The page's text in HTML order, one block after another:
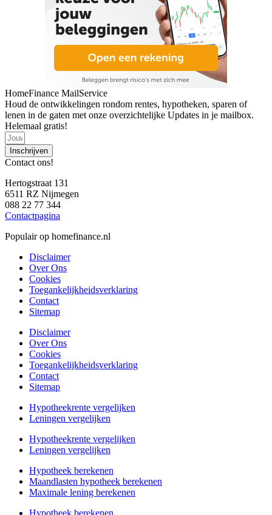
HomeFinance MailService
Houd de ontwikkelingen rondom rentes, hypotheken, sparen of
lenen in de gaten met onze overzichtelijke Updates in je mailbox.
Helemaal gratis!
Inschrijven
Contact ons!
Hertogstraat 131
6511 RZ Nijmegen
088 22 77 344
Contactpagina
Populair op homefinance.nl
Disclaimer
Over Ons
Cookies
Toegankelijkheidsverklaring
Contact
Sitemap
Disclaimer
Over Ons
Cookies
Toegankelijkheidsverklaring
Contact
Sitemap
Hypotheekrente vergelijken
Leningen vergelijken
Hypotheekrente vergelijken
Leningen vergelijken
Hypotheek berekenen
Maandlasten hypotheek berekenen
Maximale lening berekenen
Hypotheek berekenen